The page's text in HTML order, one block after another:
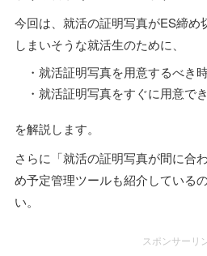
今回は、就活の証明写真がES締め
しまいそうな就活生のために、
・就活証明写真を用意するべき
・就活証明写真をすぐに用意で
を解説します。
さらに「就活の証明写真が間に合
め予定管理ツールも紹介している
い。
スポンサーリ